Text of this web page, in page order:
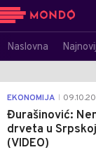
Naslovna
EKONOMIJA
Đurašinović:
drveta u
(VIDEO)